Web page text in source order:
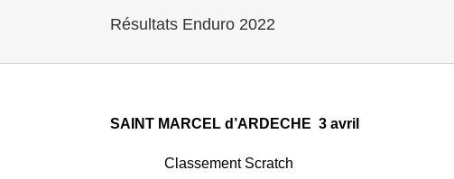
Résultats Enduro 2022
SAINT MARCEL d’ARDECHE 3 avril
Classement Scratch